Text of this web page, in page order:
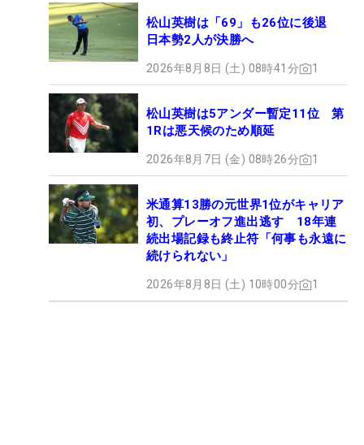
松山英樹は「69」も26位に後退
日本勢2人が決勝へ
2026年8月8日 (土) 08時41分 1
松山英樹は5アンダー暫定11位 第
1Rは悪天候のため順延
2026年8月7日 (金) 08時26分 1
米通算13勝の元世界1位がキャリア
初、プレーオフ進出逃す 18年連
続出場記録も終止符「何事も永遠に
続けられない」
2026年8月8日 (土) 10時00分 1